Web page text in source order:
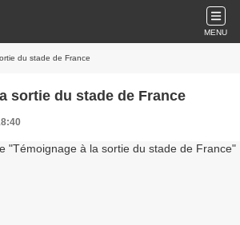
MENU
du stade de France
sortie du stade de France